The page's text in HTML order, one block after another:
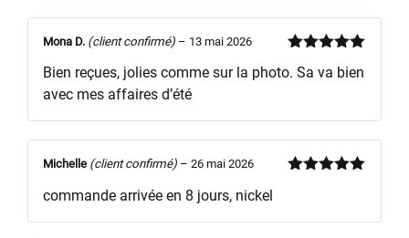
5
Mona D. (client confirmé) – 13 mai 2026
Bien reçues, jolies comme sur la photo. Sa va bien
avec mes affaires d’été
Michelle (client confirmé) – 26 mai 2026
commande arrivée en 8 jours, nickel